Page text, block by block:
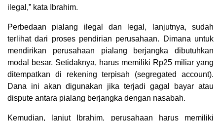
ilegal,” kata Ibrahim.
Perbedaan pialang ilegal dan legal, lanjutnya, sudah
terlihat dari proses pendirian perusahaan. Dimana untuk
mendirikan perusahaan pialang berjangka dibutuhkan
modal besar. Setidaknya, harus memiliki Rp25 miliar yang
ditempatkan di rekening terpisah (segregated account).
Dana ini akan digunakan jika terjadi gagal bayar atau
dispute antara pialang berjangka dengan nasabah.
Kemudian, lanjut Ibrahim, perusahaan harus memiliki